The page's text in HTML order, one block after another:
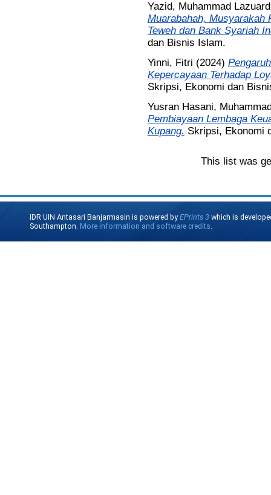
Yazid, Muhammad
Muarabahah, Musyarakah
Teweh dan Bank Syariah
dan Bisnis Islam.
Yinni, Fitri (2024)
Kepercayaan Terhadap
Skripsi, Ekonomi dan
Yusran Hasani,
Pembiayaan Lembaga
Kupang. Skripsi, Ekonomi
This list was
IDR UIN Antasari Banjarmasin is powered byEPrints 3 which is
Southampton. More information and software credits